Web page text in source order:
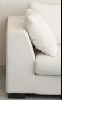
VOIR LES CRÉATIONS